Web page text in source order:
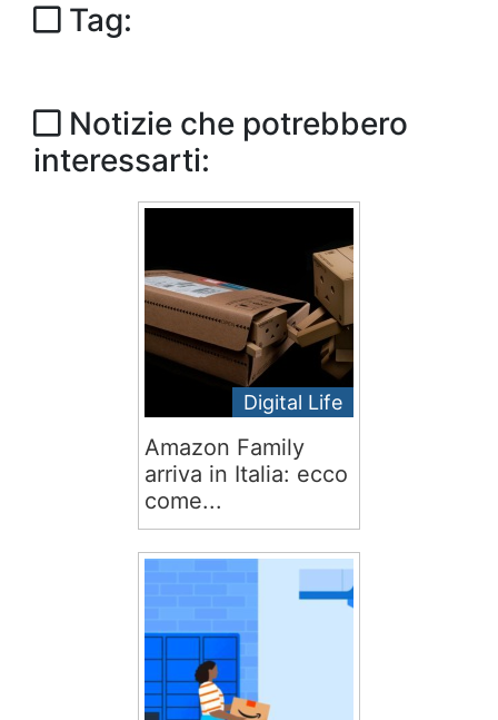
Tag:
Notizie che potrebbero
interessarti:
Digital Life
Amazon Family
arriva in Italia: ecco
come...